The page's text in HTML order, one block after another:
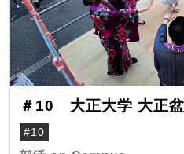
＃10 大正大学 大正
#10